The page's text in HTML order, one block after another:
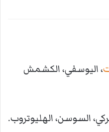
، اليوسفي، الكشمش
السوسن، الهليوتروب.